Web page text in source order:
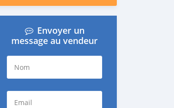
Envoyer un
message au vendeur
Nom
Email